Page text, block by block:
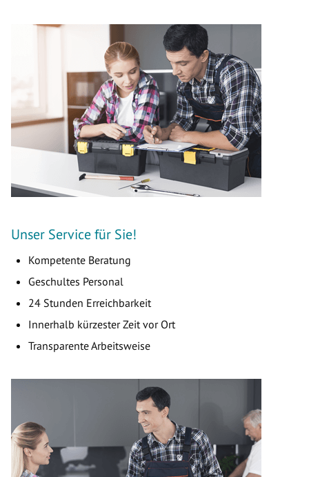
Unser Service für Sie!
Kompetente Beratung
Geschultes Personal
24 Stunden Erreichbarkeit
Innerhalb kürzester Zeit vor Ort
Transparente Arbeitsweise